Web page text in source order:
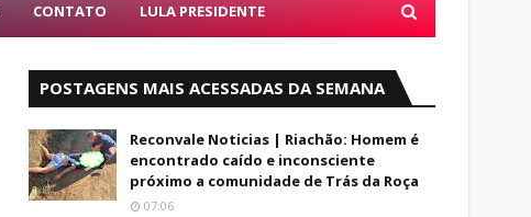
CONTATO LULA PRESIDENTE
POSTAGENS MAIS ACESSADAS DA SEMANA
Reconvale Noticias | Riachão: Homem é
encontrado caído e inconsciente
próximo a comunidade de Trás da Roça
07:06